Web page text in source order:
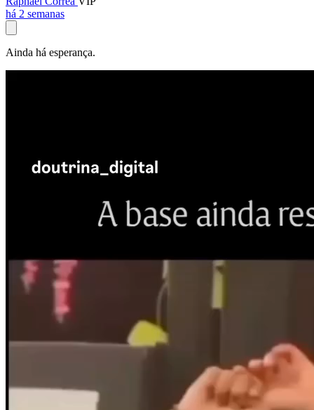
há 2 semanas
Ainda há esperança.